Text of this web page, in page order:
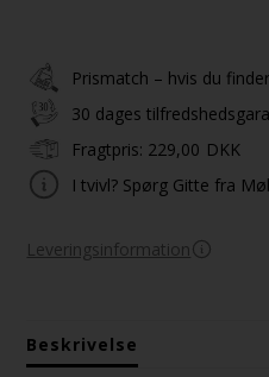
Prismatch – hvis du
30 dages
Fragtpris: 229,00 DKK
I tvivl? Spørg Gitte fra
Leveringsinformation
Beskrivelse